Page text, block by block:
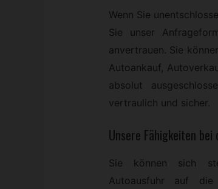
Wenn Sie
Sie unser
anvertrauen. Sie
Autoankauf,
absolut
vertraulich und sicher.
Unsere Fähigkeiten
Sie können sich
Autoausfuhr auf